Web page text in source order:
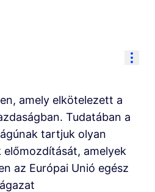
amely elkötelezett a
Tudatában a
tartjuk olyan
amelyek
az Európai Unió egész